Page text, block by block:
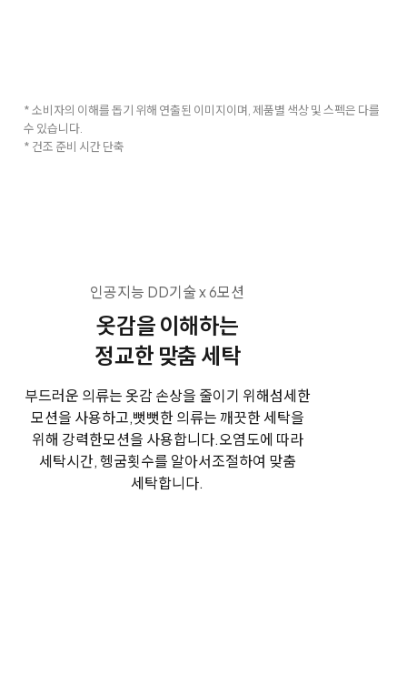
* 소비자의 이해를 돕기 위해 연출된 이미지이며, 제품별 색상 및 스펙은 다를
수 있습니다.
* 건조 준비 시간 단축
인공지능 DD기술 x 6모션
옷감을 이해하는
정교한 맞춤 세탁
부드러운 의류는 옷감 손상을 줄이기 위해섬세한
모션을 사용하고,뻣뻣한 의류는 깨끗한 세탁을
위해 강력한모션을 사용합니다.오염도에 따라
세탁시간, 헹굼횟수를 알아서조절하여 맞춤
세탁합니다.